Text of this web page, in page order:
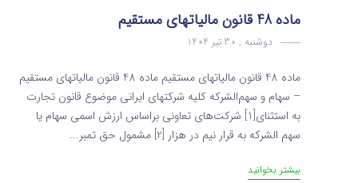
ماده 48 قانون مالیاتهای مستقیم
دوشنبه , 30 تیر 1404
ماده 48 قانون مالیاتهای مستقیم ماده 48 قانون مالیاتهای مستقیم
– سهام و سهم‌الشرکه کلیه شرکتهای ایرانی موضوع قانون تجارت
به استثنای[1] شرکت‌های تعاونی براساس ارزش اسمی سهام یا
سهم الشرکه به ‌قرار نیم در هزار [2] مشمول حق تمبر...
بیشتر بخوانید